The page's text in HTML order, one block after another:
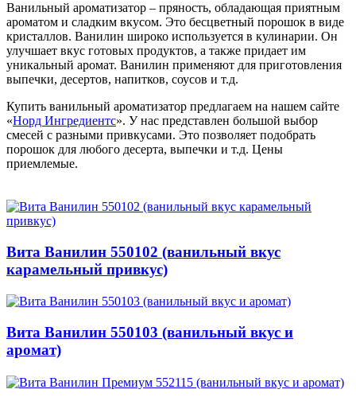
Ванильный ароматизатор – пряность, обладающая приятным
ароматом и сладким вкусом. Это бесцветный порошок в виде
кристаллов. Ванилин широко используется в кулинарии. Он
улучшает вкус готовых продуктов, а также придает им
уникальный аромат. Ванилин применяют для приготовления
выпечки, десертов, напитков, соусов и т.д.
Купить ванильный ароматизатор предлагаем на нашем сайте
«Норд Ингредиентс». У нас представлен большой выбор
смесей с разными привкусами. Это позволяет подобрать
порошок для любого десерта, выпечки и т.д. Цены
приемлемые.
Вита Ванилин 550102 (ванильный вкус
карамельный привкус)
Вита Ванилин 550103 (ванильный вкус и
аромат)